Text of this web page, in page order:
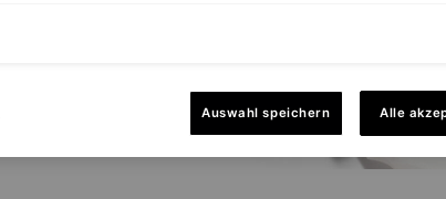
Auswahl speichern Alle